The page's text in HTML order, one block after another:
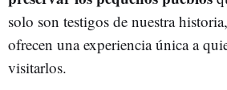
solo son testigos de nuestra
ofrecen una experiencia única a
visitarlos.